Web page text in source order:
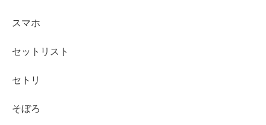
スマホ
セットリスト
セトリ
そぼろ